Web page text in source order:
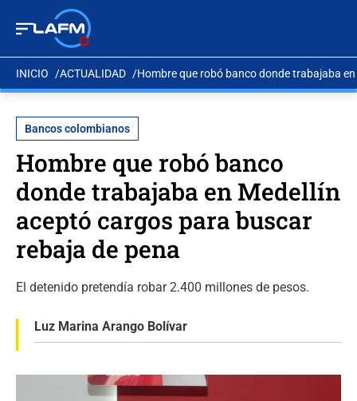
INICIO ACTUALIDAD Hombre que robó banco donde trabajaba
Bancos colombianos
Hombre que robó banco
donde trabajaba en Medellín
aceptó cargos para buscar
rebaja de pena
El detenido pretendía robar 2.400 millones de pesos.
Luz Marina Arango Bolívar